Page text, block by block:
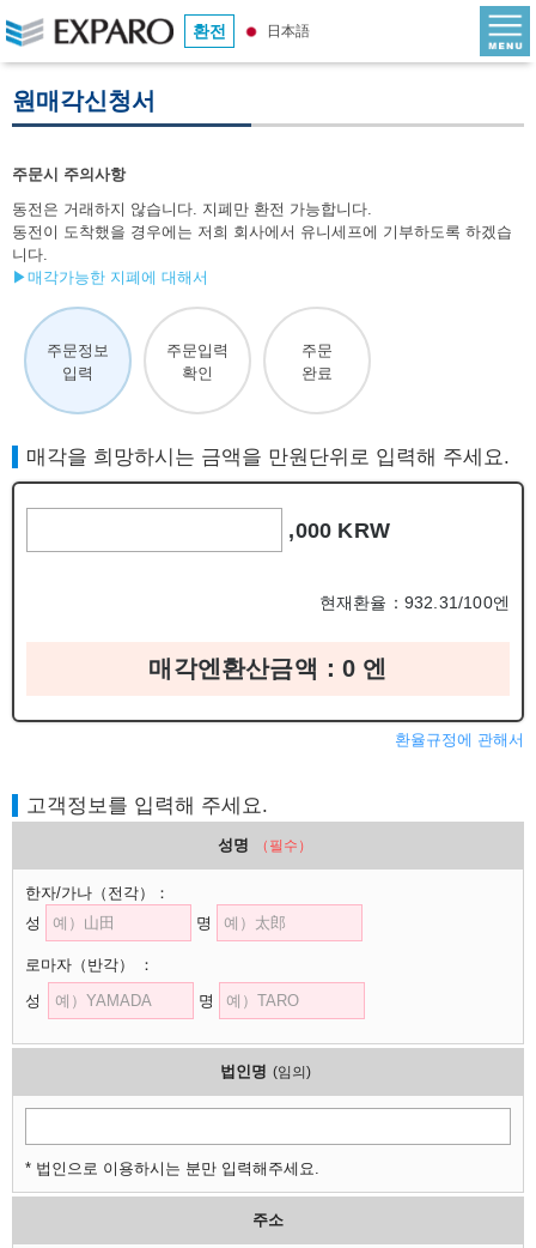
환전 日本語
원매각신청서
주문시 주의사항
동전은 거래하지 않습니다. 지폐만 환전 가능합니다.
동전이 도착했을 경우에는 저희 회사에서 유니세프에 기부하도록 하겠습
니다.
▶매각가능한 지폐에 대해서
주문정보
입력
주문입력
확인
주문
완료
매각을 희망하시는 금액을 만원단위로 입력해 주세요.
,000 KRW
현재환율：932.31/100엔
매각엔환산금액： 0 엔
환율규정에 관해서
고객정보를 입력해 주세요.
성명 （필수）
한자/가나 （전각）
：
성
명
로마자 （반각）
：
성
명
법인명 (임의)
* 법인으로 이용하시는 분만 입력해주세요.
주소